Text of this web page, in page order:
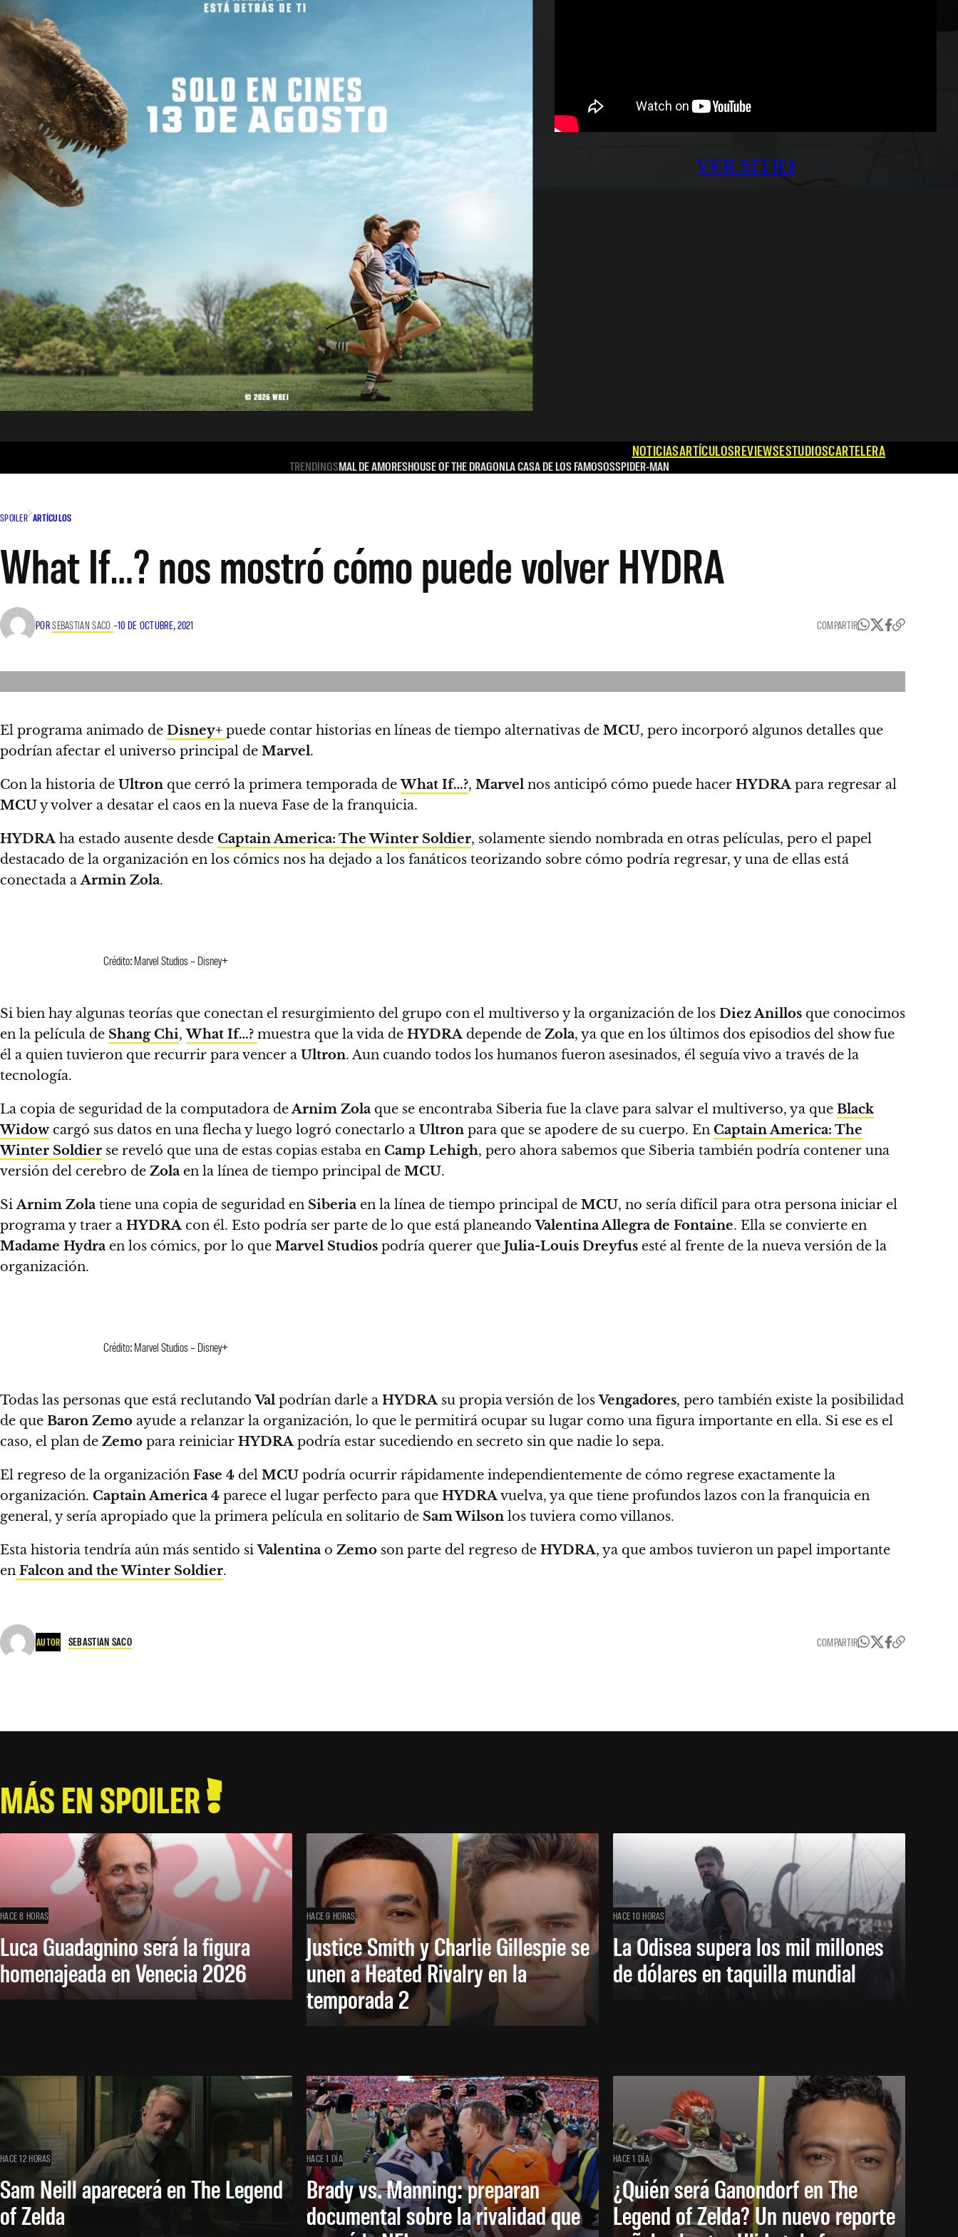
VER SITIO
NOTICIASARTÍCULOSREVIEWSESTUDIOSCARTELERA
TRENDINGSMAL DE AMORESHOUSE OF THE DRAGONLA CASA DE LOS FAMOSOSSPIDER-MAN
SPOILER ARTÍCULOS
What If…? nos mostró cómo puede volver HYDRA
PORSEBASTIAN SACO –10 DE OCTUBRE, 2021 COMPARTIR
El programa animado de Disney+ puede contar historias en líneas de tiempo alternativas de MCU, pero incorporó algunos detalles que
podrían afectar el universo principal de Marvel.
Con la historia de Ultron que cerró la primera temporada deWhat If…?, Marvel nos anticipó cómo puede hacer HYDRA para regresar al
MCUy volver a desatar el caos en la nueva Fase de la franquicia.
HYDRA ha estado ausente desde Captain America: The Winter Soldier, solamente siendo nombrada en otras películas, pero el papel
destacado de la organización en los cómics nos ha dejado a los fanáticos teorizando sobre cómo podría regresar, y una de ellas está
conectada aArmin Zola.
Crédito: Marvel Studios – Disney+
Si bien hay algunas teorías que conectan el resurgimiento del grupo con el multiverso y la organización de los Diez Anillos que conocimos
en la película de Shang Chi,What If…? muestra que la vida de HYDRA depende de Zola, ya que en los últimos dos episodios del show fue
él a quien tuvieron que recurrir para vencer a Ultron. Aun cuando todos los humanos fueron asesinados, él seguía vivo a través de la
tecnología.
La copia de seguridad de la computadora deArnim Zola que se encontraba Siberia fue la clave para salvar el multiverso, ya que Black
Widow cargó sus datos en una flecha y luego logró conectarlo a Ultron para que se apodere de su cuerpo. En Captain America: The
Winter Soldier se reveló que una de estas copias estaba en Camp Lehigh, pero ahora sabemos que Siberia también podría contener una
versión del cerebro de Zola en la línea de tiempo principal de MCU.
SiArnim Zola tiene una copia de seguridad en Siberia en la línea de tiempo principal de MCU, no sería difícil para otra persona iniciar el
programa y traer a HYDRA con él. Esto podría ser parte de lo que está planeandoValentina Allegra de Fontaine. Ella se convierte en
Madame Hydra en los cómics, por lo que Marvel Studios podría querer que Julia-Louis Dreyfus esté al frente de la nueva versión de la
organización.
Crédito: Marvel Studios – Disney+
Todas las personas que está reclutandoVal podrían darle a HYDRA su propia versión de losVengadores, pero también existe la posibilidad
de que Baron Zemo ayude a relanzar la organización, lo que le permitirá ocupar su lugar como una figura importante en ella. Si ese es el
caso, el plan de Zemo para reiniciar HYDRA podría estar sucediendo en secreto sin que nadie lo sepa.
El regreso de la organización Fase 4 del MCU podría ocurrir rápidamente independientemente de cómo regrese exactamente la
organización. Captain America 4 parece el lugar perfecto para que HYDRAvuelva, ya que tiene profundos lazos con la franquicia en
general, y sería apropiado que la primera película en solitario de Sam Wilson los tuviera como villanos.
Esta historia tendría aún más sentido siValentina o Zemo son parte del regreso de HYDRA, ya que ambos tuvieron un papel importante
en Falcon and the Winter Soldier.
AUTOR SEBASTIAN SACO COMPARTIR
MÁS EN SPOILER
HACE 8 HORAS
Luca Guadagnino será la figura
homenajeada en Venecia 2026
HACE 9 HORAS
Justice Smith y Charlie Gillespie se
unen a Heated Rivalry en la
temporada 2
HACE 10 HORAS
La Odisea supera los mil millones
de dólares en taquilla mundial
HACE 12 HORAS
Sam Neill aparecerá en The Legend
of Zelda
HACE 1 DÍA
Brady vs. Manning: preparan
documental sobre la rivalidad que
HACE 1 DÍA
¿Quién será Ganondorf en The
Legend of Zelda? Un nuevo reporte